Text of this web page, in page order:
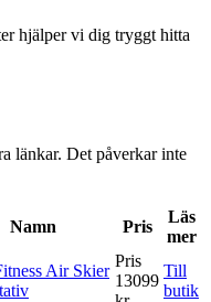
hjälper vi dig tryggt hitta
länkar. Det påverkar inte
Namn Pris
Läs
mer
Air Skier
Pris
13099
Till
butik